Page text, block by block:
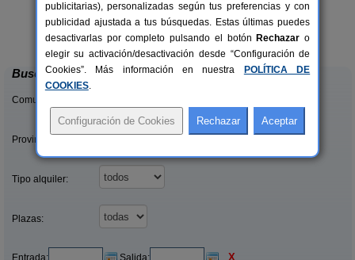
8+2 pers.
desde13 €
La Avutarda
Villoria (Salamanca)
Buscar
Comunidades:
Provincias/Islas:
Tipo alquiler:
Plazas:
Entrada: Salida: X
publicitarias), personalizadas según tus preferencias y con
publicidad ajustada a tus búsquedas. Estas últimas puedes
desactivarlas por completo pulsando el botón Rechazar o
elegir su activación/desactivación desde “Configuración de
Cookies”. Más información en nuestra
POLÍTICA DE
COOKIES.